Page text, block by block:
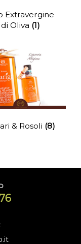
Extravergine
di Oliva (1)
& Rosoli (8)